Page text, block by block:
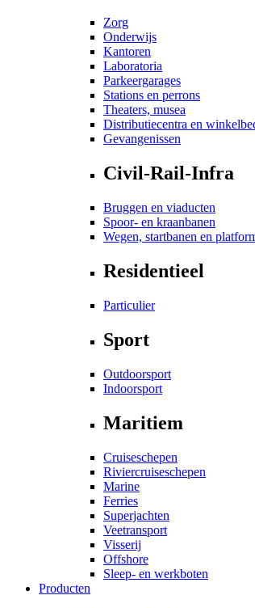
Zorg
Onderwijs
Kantoren
Laboratoria
Parkeergarages
Stations en perrons
Theaters, musea
Distributiecentra en
Gevangenissen
Civil-Rail-Infra
Bruggen en viaducten
Spoor- en kraanbanen
Wegen, startbanen en
Residentieel
Particulier
Sport
Outdoorsport
Indoorsport
Maritiem
Cruiseschepen
Riviercruiseschepen
Marine
Ferries
Superjachten
Veetransport
Visserij
Offshore
Sleep- en werkboten
Producten